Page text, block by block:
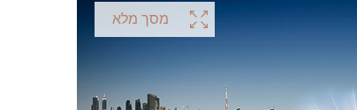
מסך מלא